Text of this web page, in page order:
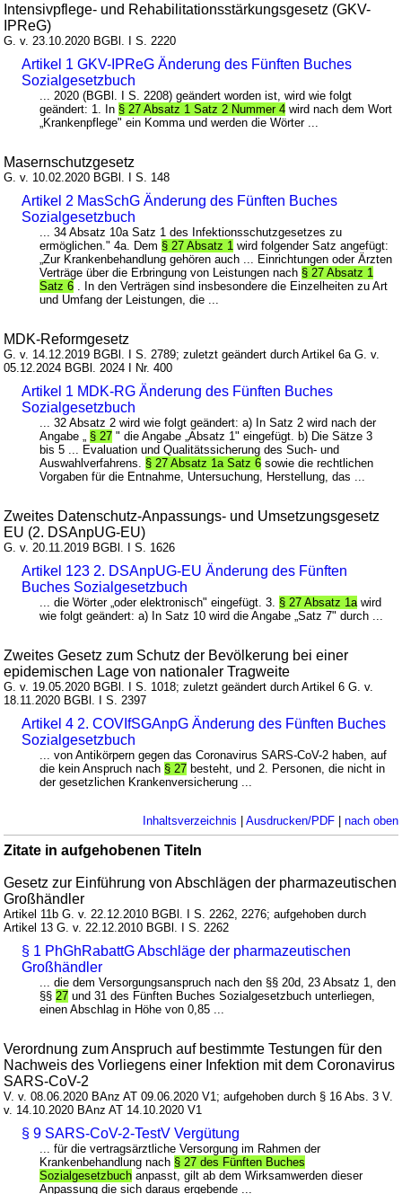
Intensivpflege- und Rehabilitationsstärkungsgesetz (GKV-
IPReG)
G. v. 23.10.2020 BGBl. I S. 2220
Artikel 1 GKV-IPReG Änderung des Fünften Buches
Sozialgesetzbuch
... 2020 (BGBl. I S. 2208) geändert worden ist, wird wie folgt
geändert: 1. In § 27 Absatz 1 Satz 2 Nummer 4 wird nach dem Wort
„Krankenpflege" ein Komma und werden die Wörter ...
Masernschutzgesetz
G. v. 10.02.2020 BGBl. I S. 148
Artikel 2 MasSchG Änderung des Fünften Buches
Sozialgesetzbuch
... 34 Absatz 10a Satz 1 des Infektionsschutzgesetzes zu
ermöglichen." 4a. Dem § 27 Absatz 1 wird folgender Satz angefügt:
„Zur Krankenbehandlung gehören auch ... Einrichtungen oder Ärzten
Verträge über die Erbringung von Leistungen nach § 27 Absatz 1
Satz 6 . In den Verträgen sind insbesondere die Einzelheiten zu Art
und Umfang der Leistungen, die ...
MDK-Reformgesetz
G. v. 14.12.2019 BGBl. I S. 2789; zuletzt geändert durch Artikel 6a G. v.
05.12.2024 BGBl. 2024 I Nr. 400
Artikel 1 MDK-RG Änderung des Fünften Buches
Sozialgesetzbuch
... 32 Absatz 2 wird wie folgt geändert: a) In Satz 2 wird nach der
Angabe „ § 27 " die Angabe „Absatz 1" eingefügt. b) Die Sätze 3
bis 5 ... Evaluation und Qualitätssicherung des Such- und
Auswahlverfahrens. § 27 Absatz 1a Satz 6 sowie die rechtlichen
Vorgaben für die Entnahme, Untersuchung, Herstellung, das ...
Zweites Datenschutz-Anpassungs- und Umsetzungsgesetz
EU (2. DSAnpUG-EU)
G. v. 20.11.2019 BGBl. I S. 1626
Artikel 123 2. DSAnpUG-EU Änderung des Fünften
Buches Sozialgesetzbuch
... die Wörter „oder elektronisch" eingefügt. 3. § 27 Absatz 1a wird
wie folgt geändert: a) In Satz 10 wird die Angabe „Satz 7" durch ...
Zweites Gesetz zum Schutz der Bevölkerung bei einer
epidemischen Lage von nationaler Tragweite
G. v. 19.05.2020 BGBl. I S. 1018; zuletzt geändert durch Artikel 6 G. v.
18.11.2020 BGBl. I S. 2397
Artikel 4 2. COVIfSGAnpG Änderung des Fünften Buches
Sozialgesetzbuch
... von Antikörpern gegen das Coronavirus SARS-CoV-2 haben, auf
die kein Anspruch nach § 27 besteht, und 2. Personen, die nicht in
der gesetzlichen Krankenversicherung ...
Inhaltsverzeichnis | Ausdrucken/PDF| nach oben
Zitate in aufgehobenen Titeln
Gesetz zur Einführung von Abschlägen der pharmazeutischen
Großhändler
Artikel 11b G. v. 22.12.2010 BGBl. I S. 2262, 2276; aufgehoben durch
Artikel 13 G. v. 22.12.2010 BGBl. I S. 2262
§ 1 PhGhRabattG Abschläge der pharmazeutischen
Großhändler
... die dem Versorgungsanspruch nach den §§ 20d, 23 Absatz 1, den
§§ 27 und 31 des Fünften Buches Sozialgesetzbuch unterliegen,
einen Abschlag in Höhe von 0,85 ...
Verordnung zum Anspruch auf bestimmte Testungen für den
Nachweis des Vorliegens einer Infektion mit dem Coronavirus
SARS-CoV-2
V. v. 08.06.2020 BAnz AT 09.06.2020 V1; aufgehoben durch § 16 Abs. 3 V.
v. 14.10.2020 BAnz AT 14.10.2020 V1
§ 9 SARS-CoV-2-TestV Vergütung
... für die vertragsärztliche Versorgung im Rahmen der
Krankenbehandlung nach § 27 des Fünften Buches
Sozialgesetzbuch anpasst, gilt ab dem Wirksamwerden dieser
Anpassung die sich daraus ergebende ...